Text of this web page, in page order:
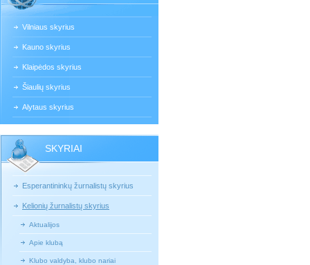
Vilniaus skyrius
Kauno skyrius
Klaipėdos skyrius
Šiaulių skyrius
Alytaus skyrius
SKYRIAI
Esperantininkų žurnalistų skyrius
Kelionių žurnalistų skyrius
Aktualijos
Apie klubą
Klubo valdyba, klubo nariai